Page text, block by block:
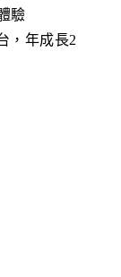
驗
，年成長2